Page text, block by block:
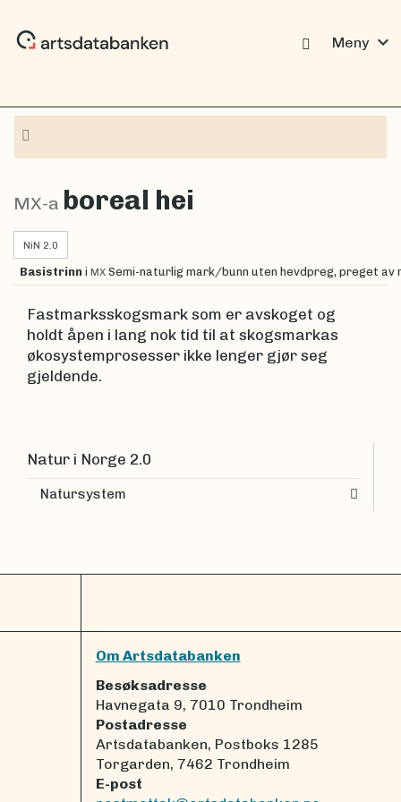
Meny expand_more
MX-a boreal hei
NiN 2.0
Basistrinn i MX Semi-naturlig mark/bunn uten hevdpreg, preget
Fastmarksskogsmark som er avskoget og
holdt åpen i lang nok tid til at skogsmarkas
økosystemprosesser ikke lenger gjør seg
gjeldende.
Natur i Norge 2.0
Natursystem
Om Artsdatabanken
Besøksadresse
Havnegata 9, 7010 Trondheim
Postadresse
Artsdatabanken, Postboks 1285
Torgarden, 7462 Trondheim
E-post